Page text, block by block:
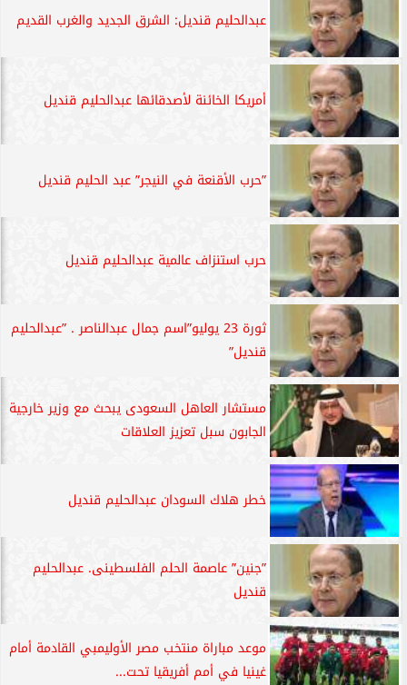
عبدالحليم قنديل: الشرق الجديد والغرب القديم
أمريكا الخائنة لأصدقائها عبدالحليم قنديل
”حرب الأقنعة في النيجر” عبد الحليم قنديل
حرب استنزاف عالمية عبدالحليم قنديل
ثورة 23 يوليو”اسم جمال عبدالناصر . ”عبدالحليم
قنديل”
مستشار العاهل السعودى يبحث مع وزير خارجية
الجابون سبل تعزيز العلاقات
خطر هلاك السودان عبدالحليم قنديل
”جنين” عاصمة الحلم الفلسطينى. عبدالحليم
قنديل
موعد مباراة منتخب مصر الأوليمبي القادمة أمام
غينيا في أمم أفريقيا تحت...